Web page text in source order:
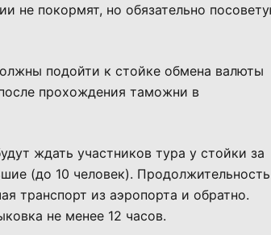
не покормят, но обязательно
подойти к стойке обмена валюты
прохождения таможни в
ждать участников тура у стойки за
(до 10 человек). Продолжительность
транспорт из аэропорта и обратно.
не менее 12 часов.